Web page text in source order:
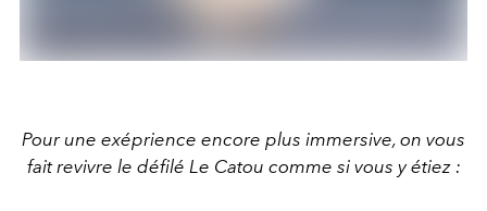
Pour une exéprience encore plus immersive, on vous
fait revivre le défilé Le Catou comme si vous y étiez :